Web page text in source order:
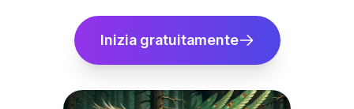
Inizia gratuitamente